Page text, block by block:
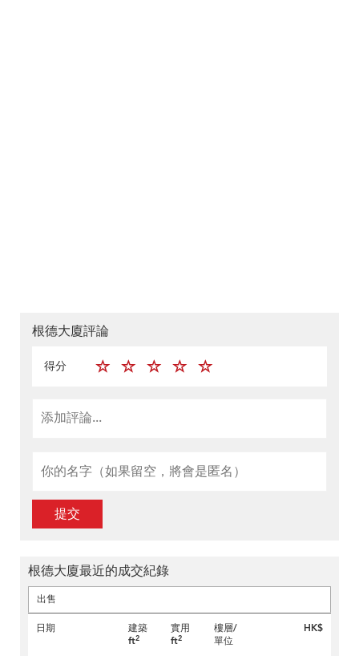
根德大廈評論
得分
提交
根德大廈最近的成交紀錄
出售
日期
建築
ft2
實用
ft2
樓層/
單位
HK$